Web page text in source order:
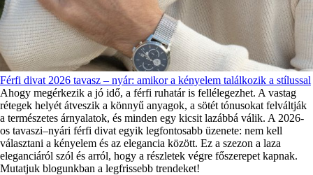
Férfi divat 2026 tavasz – nyár: amikor a kényelem találkozik a stílussal
Ahogy megérkezik a jó idő, a férfi ruhatár is fellélegezhet. A vastag
rétegek helyét átveszik a könnyű anyagok, a sötét tónusokat felváltják
a természetes árnyalatok, és minden egy kicsit lazábbá válik. A 2026-
os tavaszi–nyári férfi divat egyik legfontosabb üzenete: nem kell
választani a kényelem és az elegancia között. Ez a szezon a laza
eleganciáról szól és arról, hogy a részletek végre főszerepet kapnak.
Mutatjuk blogunkban a legfrissebb trendeket!